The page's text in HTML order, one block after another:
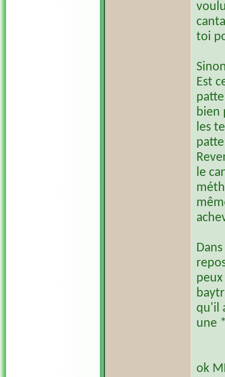
toi
Est
bien
les
le
qu'il
une
ok